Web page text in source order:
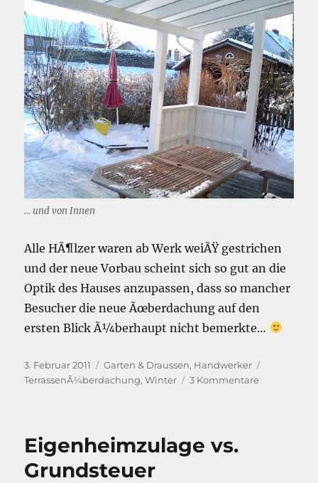
... und von Innen
Alle HÃ¶lzer waren ab Werk weiÃŸ gestrichen
und der neue Vorbau scheint sich so gut an die
Optik des Hauses anzupassen, dass so mancher
Besucher die neue Ãœberdachung auf den
ersten Blick Ã¼berhaupt nicht bemerkte…
Veröffentlicht
am
3. Februar 2011 Kategorien
Garten & Draussen, Handwerker
TerrassenÃ¼berdachung,Winter 3 Kommentarezu
Eigenheimzulage vs.
Grundsteuer